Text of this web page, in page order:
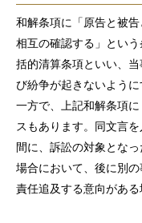
和解条項に「原告と被
相互の確認する」とい
括的清算条項といい、
び紛争が起きないように
一方で、上記和解条項
スもあります。同文言
間に、訴訟の対象とな
場合において、後に別
責任追及する意向がある